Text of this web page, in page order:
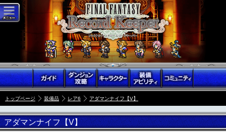
トップページ 装備品 レア6 アダマンナイフ【V】
アダマンナイフ【V】